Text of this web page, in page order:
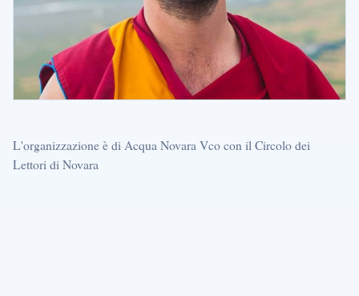
L'organizzazione è di Acqua Novara Vco con il Circolo dei
Lettori di Novara